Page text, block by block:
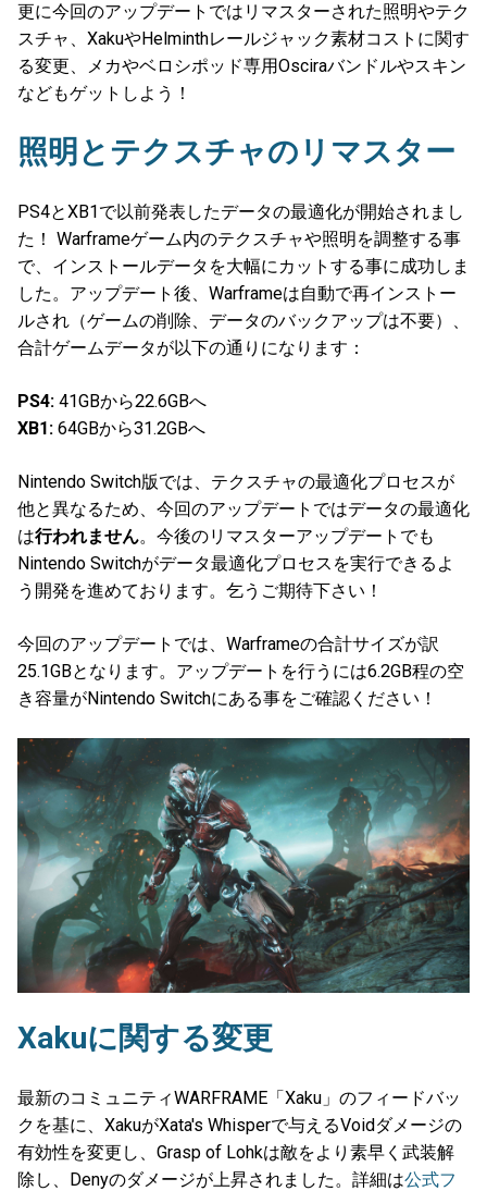
更に今回のアップデートではリマスターされた照明やテク
スチャ、XakuやHelminthレールジャック素材コストに関す
る変更、メカやベロシポッド専用Osciraバンドルやスキン
などもゲットしよう！
照明とテクスチャのリマスター
PS4とXB1で以前発表したデータの最適化が開始されまし
た！ Warframeゲーム内のテクスチャや照明を調整する事
で、インストールデータを大幅にカットする事に成功しま
した。アップデート後、Warframeは自動で再インストー
ルされ（ゲームの削除、データのバックアップは不要）、
合計ゲームデータが以下の通りになります：
PS4: 41GBから22.6GBへ
XB1: 64GBから31.2GBへ
Nintendo Switch版では、テクスチャの最適化プロセスが
他と異なるため、今回のアップデートではデータの最適化
は行われません。今後のリマスターアップデートでも
Nintendo Switchがデータ最適化プロセスを実行できるよ
う開発を進めております。乞うご期待下さい！
今回のアップデートでは、Warframeの合計サイズが訳
25.1GBとなります。アップデートを行うには6.2GB程の空
き容量がNintendo Switchにある事をご確認ください！
Xakuに関する変更
最新のコミュニティWARFRAME「Xaku」のフィードバッ
クを基に、XakuがXata's Whisperで与えるVoidダメージの
有効性を変更し、Grasp of Lohkは敵をより素早く武装解
除し、Denyのダメージが上昇されました。詳細は公式フ